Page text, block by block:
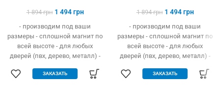
1 894грн 1 494грн
- производим под ваши
размеры - сплошной магнит по
всей высоте - для любых
дверей (пвх, дерево, металл) -
инструмента - защита от
ЗАКАЗАТЬ
1 894грн 1 494грн
- производим под ваши
размеры - сплошной магнит по
всей высоте - для любых
дверей (пвх, дерево, металл) -
инструмента - защита от
ЗАКАЗАТЬ